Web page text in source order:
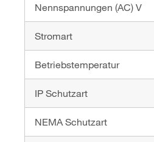
Nennspannungen (AC) V
Stromart
Betriebstemperatur
IP Schutzart
NEMA Schutzart